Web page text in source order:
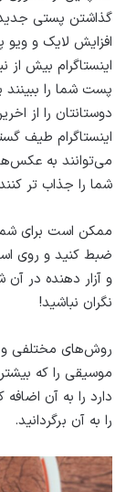
گذاشتن پستی
افزایش لایک و ویو
اینستاگرام بیش از
پست شما را ببینند
دوستانتان را از
اینستاگرام طیف
می‌توانند به
شما را جذاب تر
ممکن است برای شما
ضبط ‌کنید و روی
و آزار دهنده در
نگران نباشید!
روش‌های مختلفی
موسیقی را که
دارد را به آن
را به آن برگردانید.